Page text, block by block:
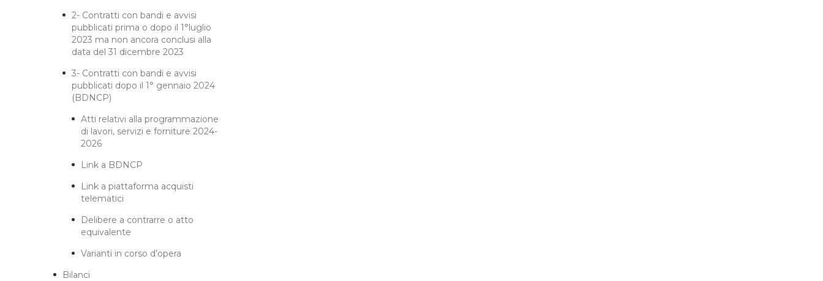
2- Contratti con bandi e avvisi
pubblicati prima o dopo il 1°luglio
2023 ma non ancora conclusi alla
data del 31 dicembre 2023
3- Contratti con bandi e avvisi
pubblicati dopo il 1° gennaio 2024
(BDNCP)
Atti relativi alla programmazione
di lavori, servizi e forniture 2024-
2026
Link a BDNCP
Link a piattaforma acquisti
telematici
Delibere a contrarre o atto
equivalente
Varianti in corso d’opera
Bilanci